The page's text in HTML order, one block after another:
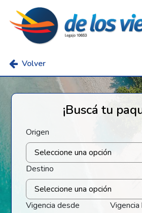
Volver
¡Buscá tu
Origen
Seleccione una opción
Destino
Seleccione una opción
Vigencia desde
Vigencia